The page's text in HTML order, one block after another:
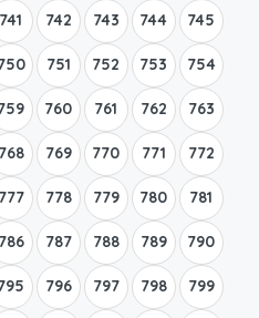
741 742 743 744 745
751 752 753 754
760 761 762 763
768 769 770 771 772
777 778 779 780 781
786 787 788 789 790
796 797 798 799